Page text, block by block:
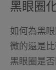
黑眼圈
如何為黑
微的還是
黑眼圈是